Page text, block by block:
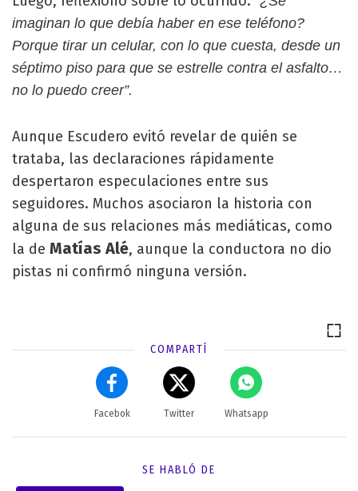
imaginan lo que debía haber en ese teléfono?
Porque tirar un celular, con lo que cuesta, desde un
séptimo piso para que se estrelle contra el asfalto…
no lo puedo creer”.
Aunque Escudero evitó revelar de quién se
trataba, las declaraciones rápidamente
despertaron especulaciones entre sus
seguidores. Muchos asociaron la historia con
alguna de sus relaciones más mediáticas, como
la de Matías Alé, aunque la conductora no dio
pistas ni confirmó ninguna versión.
COMPARTÍ
Facebok Twitter Whatsapp
SE HABLÓ DE